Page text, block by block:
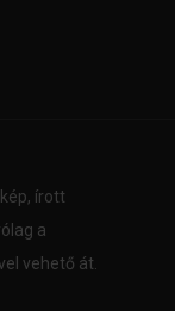
írott
a
vehető át.